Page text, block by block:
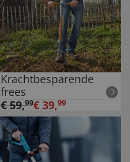
Krachtbesparende
frees
€59,99€ 39,99